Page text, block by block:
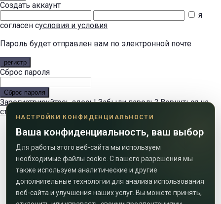
НАСТРОЙКИ КОНФИДЕНЦИАЛЬНОСТИ
Ваша конфиденциальность, ваш выбор
Для работы этого веб-сайта мы используем
необходимые файлы cookie. С вашего разрешения мы
также используем аналитические и другие
дополнительные технологии для анализа использования
веб-сайта и улучшения наших услуг. Вы можете принять,
Создать аккаунт
я
согласен сусловия и условия
Пароль будет отправлен вам по электронной почте
регистр
Сброс пароля
Сброс пароля
Зарегистрируйтесь здесь! Забыли пароль? Вернуться на
страницу входа